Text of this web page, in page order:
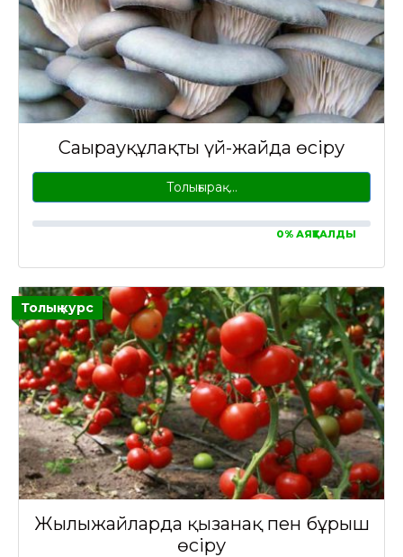
Саңырауқұлақты үй-жайда өсіру
Толығырақ…
0% АЯҚТАЛДЫ
Толық курс
Жылыжайларда қызанақ пен бұрыш
өсіру